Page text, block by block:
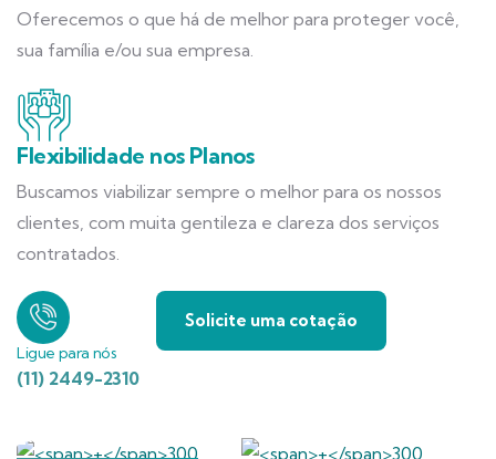
Oferecemos o que há de melhor para proteger você,
sua família e/ou sua empresa.
Flexibilidade nos Planos
Buscamos viabilizar sempre o melhor para os nossos
clientes, com muita gentileza e clareza dos serviços
contratados.
Ligue para nós
(11) 2449-2310
Solicite uma cotação